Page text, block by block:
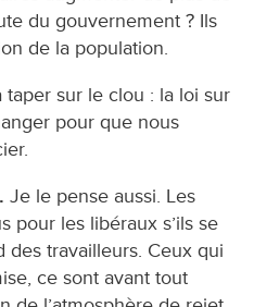
du gouvernement ? Ils
de la population.
sur le clou : la loi sur
pour que nous
Je le pense aussi. Les
pour les libéraux s’ils se
des travailleurs. Ceux qui
ce sont avant tout